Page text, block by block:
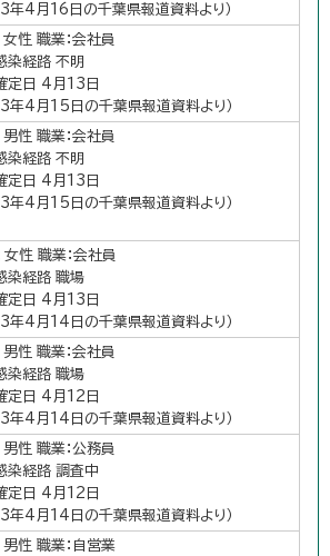
3年4月16日の千葉県報道資料より）
性 職業：会社員
染経路 不明
定日 4月13日
3年4月15日の千葉県報道資料より）
性 職業：会社員
染経路 不明
定日 4月13日
3年4月15日の千葉県報道資料より）
性 職業：会社員
染経路 職場
定日 4月13日
3年4月14日の千葉県報道資料より）
性 職業：会社員
染経路 職場
定日 4月12日
3年4月14日の千葉県報道資料より）
性 職業：公務員
染経路 調査中
定日 4月12日
3年4月14日の千葉県報道資料より）
性 職業：自営業